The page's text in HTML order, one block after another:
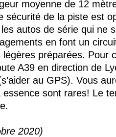
moyenne de 12
sécurité de la piste est
autos de série qui ne
en font un
préparées.
A39 en direction de
au GPS). Vous
sont rares! Le
2020)